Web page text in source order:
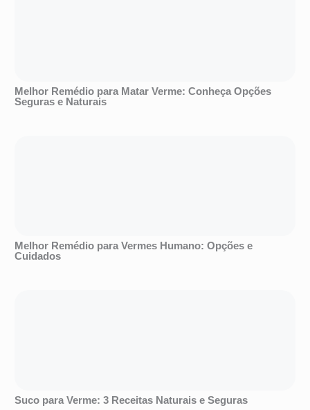
Melhor Remédio para Matar Verme: Conheça Opções
Seguras e Naturais
Melhor Remédio para Vermes Humano: Opções e
Cuidados
Suco para Verme: 3 Receitas Naturais e Seguras